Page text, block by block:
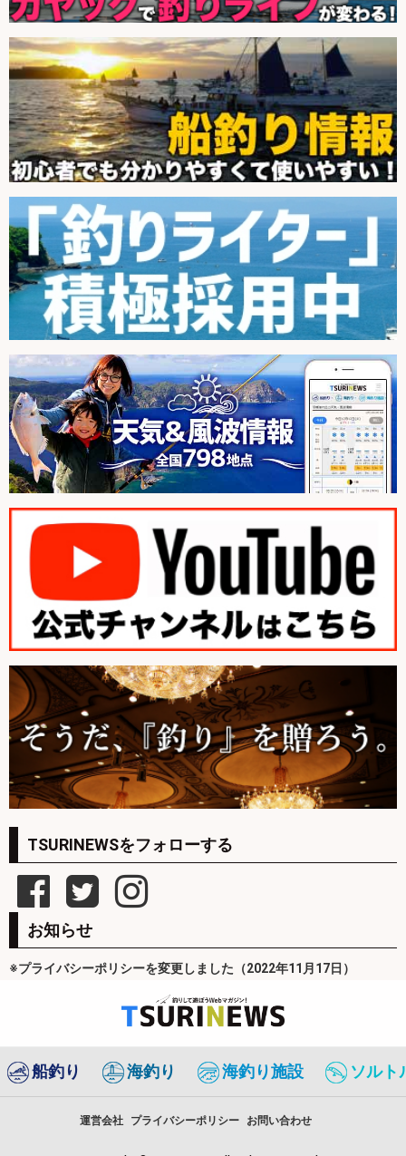
TSURINEWSをフォローする
お知らせ
※プライバシーポリシーを変更しました（2022年11月17日）
船釣り 海釣り 海釣り施設 ソルト
運営会社 プライバシーポリシー お問い合わせ